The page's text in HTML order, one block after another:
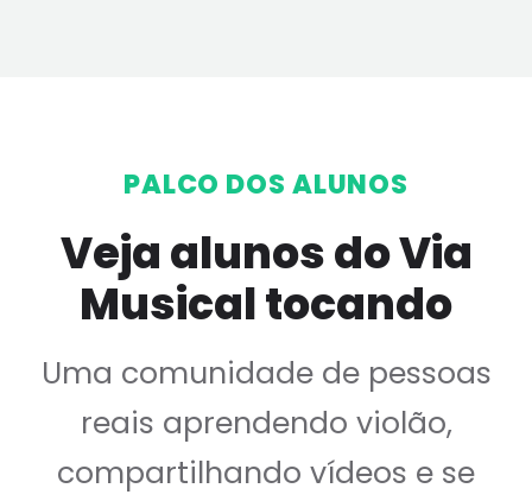
PALCO DOS ALUNOS
Veja alunos do Via
Musical tocando
Uma comunidade de pessoas
reais aprendendo violão,
compartilhando vídeos e se